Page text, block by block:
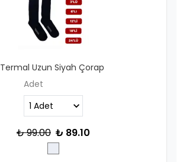
Termal Uzun Siyah Çorap
Adet
₺ 99.00 ₺ 89.10